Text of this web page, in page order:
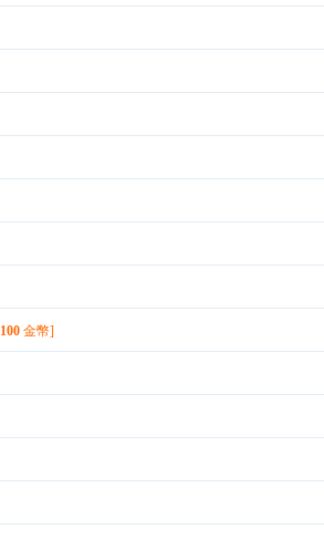
100 金幣]